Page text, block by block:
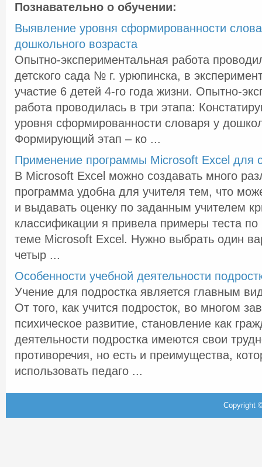
Познавательно о обучении:
Выявление уровня сформированности
дошкольного возраста
Опытно-экспериментальная работа
детского сада № г. урюпинска, в
участие 6 детей 4-го года жизни. Опытно-
работа проводилась в три этапа:
уровня сформированности словаря у
Формирующий этап – ко ...
Применение программы Microsoft Excel для
В Microsoft Excel можно создавать много
программа удобна для учителя тем, что
и выдавать оценку по заданным учителем
классификации я привела примеры теста
теме Microsoft Excel. Нужно выбрать один
четыр ...
Особенности учебной деятельности
Учение для подростка является главным
От того, как учится подросток, во многом
психическое развитие, становление как
деятельности подростка имеются свои
противоречия, но есть и преимущества,
использовать педаго ...
Copyright